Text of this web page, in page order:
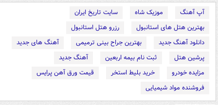
آپ آهنگ موزیک شاه
سایت تاریخ ایران
بهترین هتل های استانبول
رزرو هتل استانبول
دانلود آهنگ جدید
بهترین جراح بینی ترمیمی
آهنگ های جدید
پرشین هتل
ثبت نام بیمه اربعین
آهنگ جدید
مزایده خودرو
خرید بلیط استخر
قیمت ورق آهن پرایس
فروشنده مواد شیمیایی